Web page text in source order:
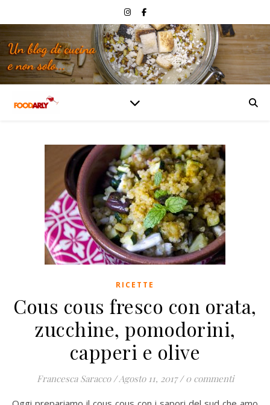
RICETTE
Cous cous fresco con orata,
zucchine, pomodorini,
capperi e olive
Francesca Saracco /Agosto 11, 2017 / 0 commenti